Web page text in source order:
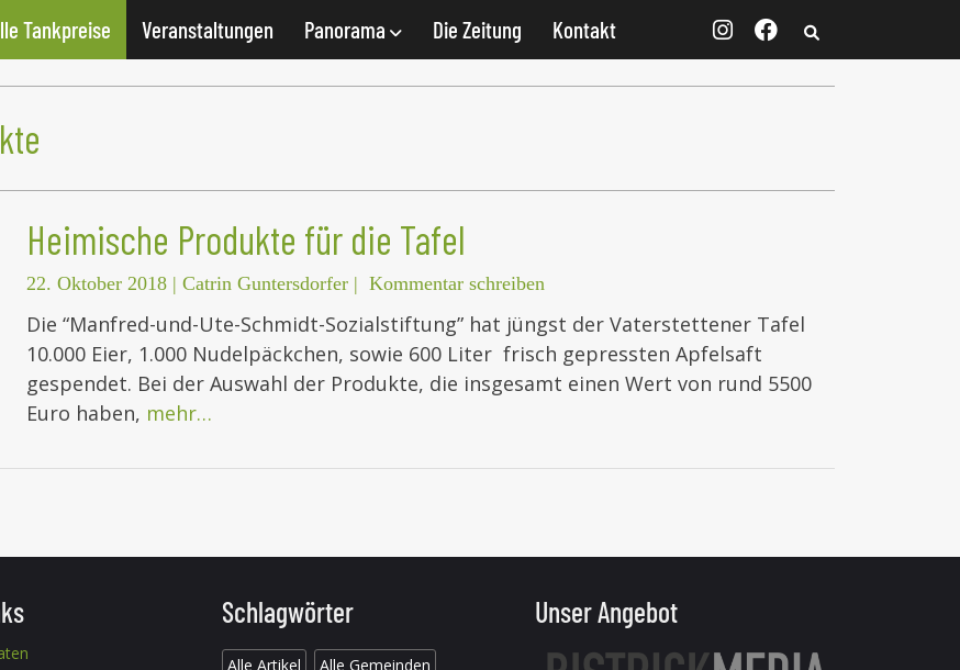
Tankpreise Veranstaltungen Panorama Die Zeitung Kontakt
Heimische Produkte für die Tafel
22. Oktober 2018 | Catrin Guntersdorfer | Kommentar schreiben
Die “Manfred-und-Ute-Schmidt-Sozialstiftung” hat jüngst der Vaterstettener Tafel
10.000 Eier, 1.000 Nudelpäckchen, sowie 600 Liter frisch gepressten Apfelsaft
gespendet. Bei der Auswahl der Produkte, die insgesamt einen Wert von rund 5500
Euro haben, mehr…
Schlagwörter
Alle Artikel Alle Gemeinden
Unser Angebot